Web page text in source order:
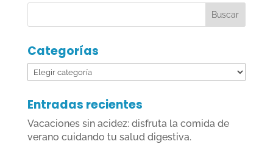
Categorías
Categorías
Entradas recientes
Vacaciones sin acidez: disfruta la comida de
verano cuidando tu salud digestiva.